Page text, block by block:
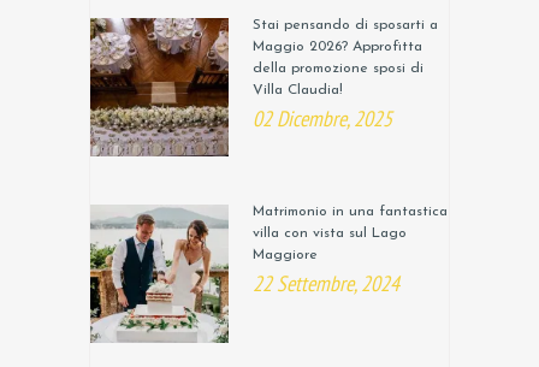
Stai pensando di sposarti a
Maggio 2026? Approfitta
della promozione sposi di
Villa Claudia!
02 Dicembre, 2025
Matrimonio in una fantastica
villa con vista sul Lago
Maggiore
22 Settembre, 2024